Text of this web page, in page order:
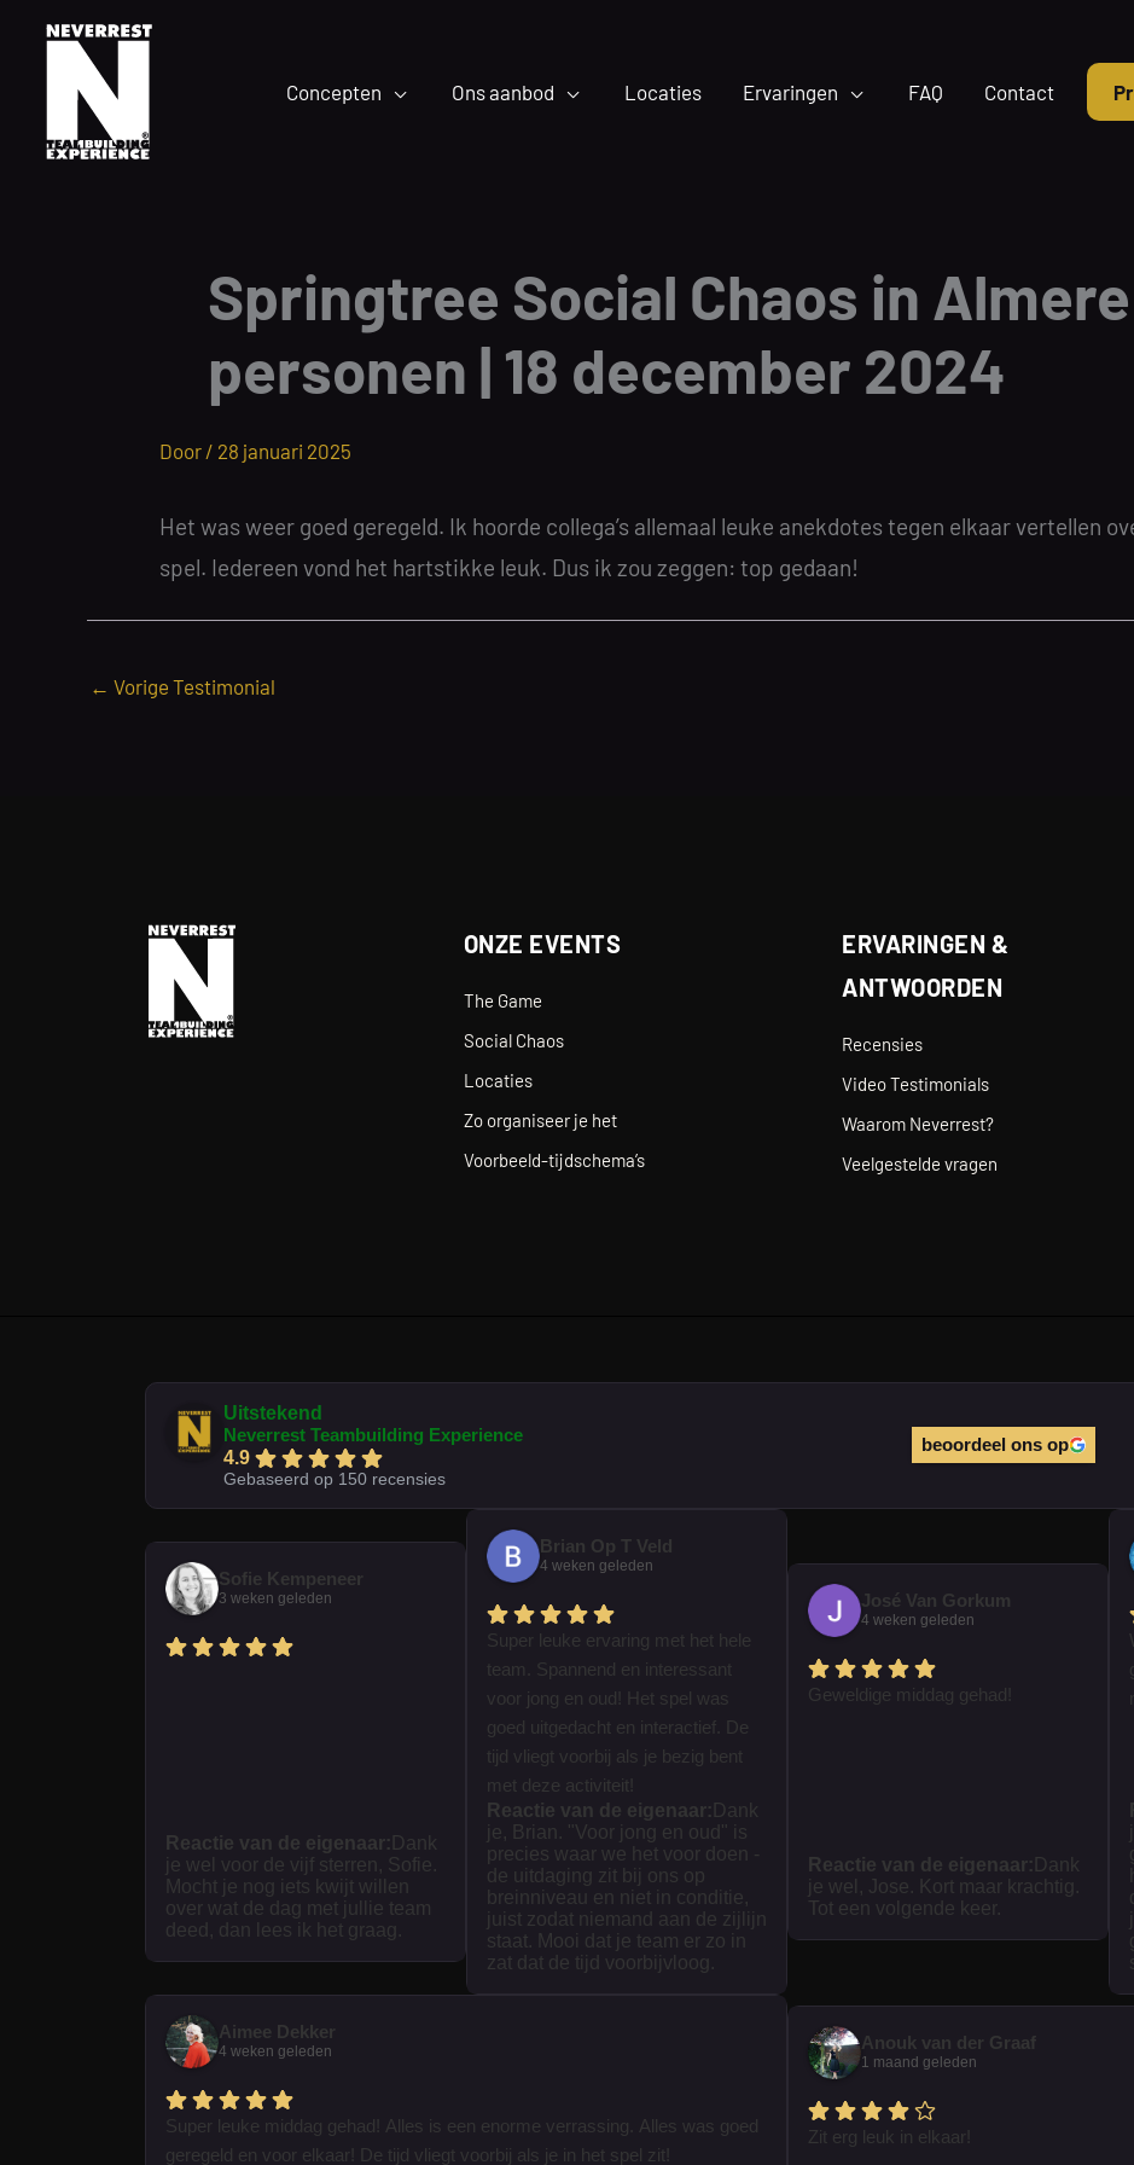
Concepten Ons aanbod Locaties Ervaringen FAQ Contact
Springtree Social Chaos in
personen | 18 december 2024
Door / 28 januari 2025
Het was weer goed geregeld. Ik hoorde collega’s allemaal leuke anekdotes tegen elkaar vertellen
spel. Iedereen vond het hartstikke leuk. Dus ik zou zeggen: top gedaan!
← Vorige Testimonial
ONZE EVENTS
The Game
Social Chaos
Locaties
Zo organiseer je het
Voorbeeld-tijdschema’s
ERVARINGEN &
ANTWOORDEN
Recensies
Video Testimonials
Waarom Neverrest?
Veelgestelde vragen
Uitstekend
Neverrest Teambuilding Experience
4.9
Gebaseerd op 150 recensies
beoordeel ons op
Sofie Kempeneer
3 weken geleden
Reactie van de eigenaar: Dank
je wel voor de vijf sterren, Sofie.
Mocht je nog iets kwijt willen
over wat de dag met jullie team
deed, dan lees ik het graag.
Brian Op T Veld
4 weken geleden
Super leuke ervaring met het hele
team. Spannend en interessant
voor jong en oud! Het spel was
goed uitgedacht en interactief. De
tijd vliegt voorbij als je bezig bent
met deze activiteit!
Reactie van de eigenaar: Dank
je, Brian. "Voor jong en oud" is
precies waar we het voor doen -
de uitdaging zit bij ons op
breinniveau en niet in conditie,
juist zodat niemand aan de zijlijn
staat. Mooi dat je team er zo in
zat dat de tijd voorbijvloog.
José Van Gorkum
4 weken geleden
Geweldige middag gehad!
Reactie van de eigenaar: Dank
je wel, Jose. Kort maar krachtig.
Tot een volgende keer.
Aimee Dekker
4 weken geleden
Super leuke middag gehad! Alles is een enorme verrassing. Alles was goed
geregeld en voor elkaar! De tijd vliegt voorbij als je in het spel zit!
Anouk van der Graaf
1 maand geleden
Zit erg leuk in elkaar!